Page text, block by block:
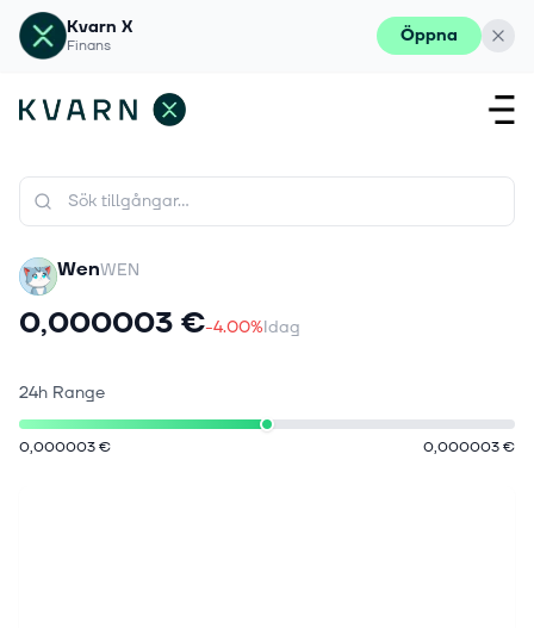
Kvarn X
Finans Öppna
WenWEN
0,000003 €-4.00%Idag
24h Range
0,000003 € 0,000003 €